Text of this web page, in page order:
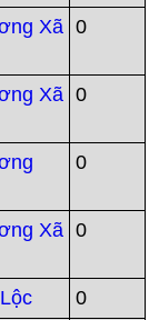
Xã 0
Xã 0
0
Xã 0
0